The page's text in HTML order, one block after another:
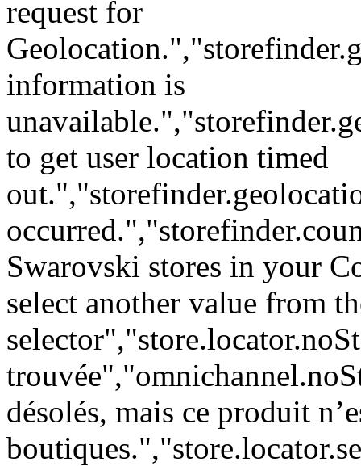
request for
information is
to get user location timed
Swarovski stores in your
select another value from
désolés, mais ce produit